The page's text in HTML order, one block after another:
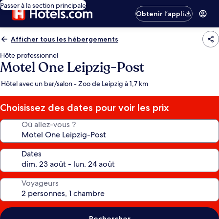
Passer à la section principale
Obtenir l’appli
Afficher tous les hébergements
Hôte professionnel
Motel One Leipzig-Post
Hôtel avec un bar/salon - Zoo de Leipzig à 1,7 km
Choisissez des dates pour voir les prix
Où allez-vous ?
Dates
Voyageurs